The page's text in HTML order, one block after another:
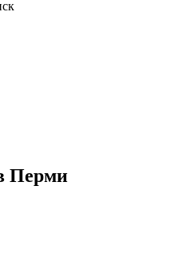
Перми